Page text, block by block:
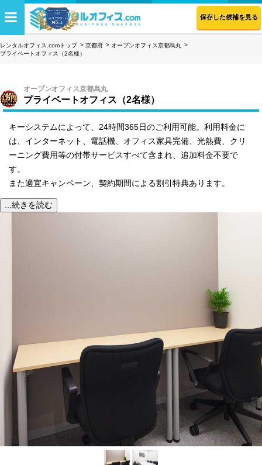
保存した候補を見る
レンタルオフィス.comトップ 京都府
オープンオフィス京都烏丸
プライベートオフィス（2名様）
オープンオフィス京都烏丸
プライベートオフィス（2名様）
キーシステムによって、24時間365日のご利用可能。利用料金に
は、インターネット、電話機、オフィス家具完備、光熱費、クリ
ーニング費用等の付帯サービスすべて含まれ、追加料金不要で
す。
また適宜キャンペーン、契約期間による割引特典あります。
...続きを読む